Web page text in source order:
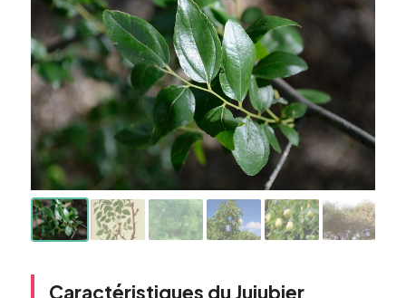
Caractéristiques du Jujubier